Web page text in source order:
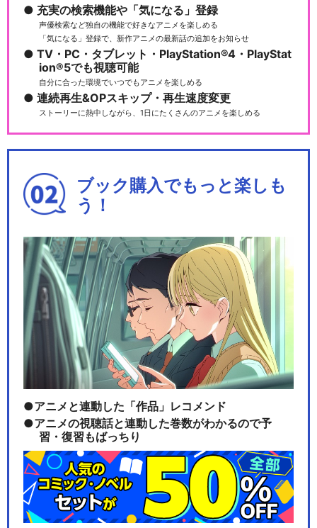
充実の検索機能や「気になる」登録
声優検索など独自の機能で好きなアニメを楽しめる
「気になる」登録で、新作アニメの最新話の追加をお知らせ
TV・PC・タブレット・PlayStation®4・PlayStat
ion®5でも視聴可能
自分に合った環境でいつでもアニメを楽しめる
連続再生&OPスキップ・再生速度変更
ストーリーに熱中しながら、1日にたくさんのアニメを楽しめる
ブック購入でもっと楽しも
う！
アニメと連動した「作品」レコメンド
アニメの視聴話と連動した巻数がわかるので予
習・復習もばっちり